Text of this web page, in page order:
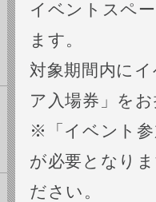
イベントスペ
ます。
対象期間内に
ア入場券」を
※「イベント参
が必要となり
ださい。